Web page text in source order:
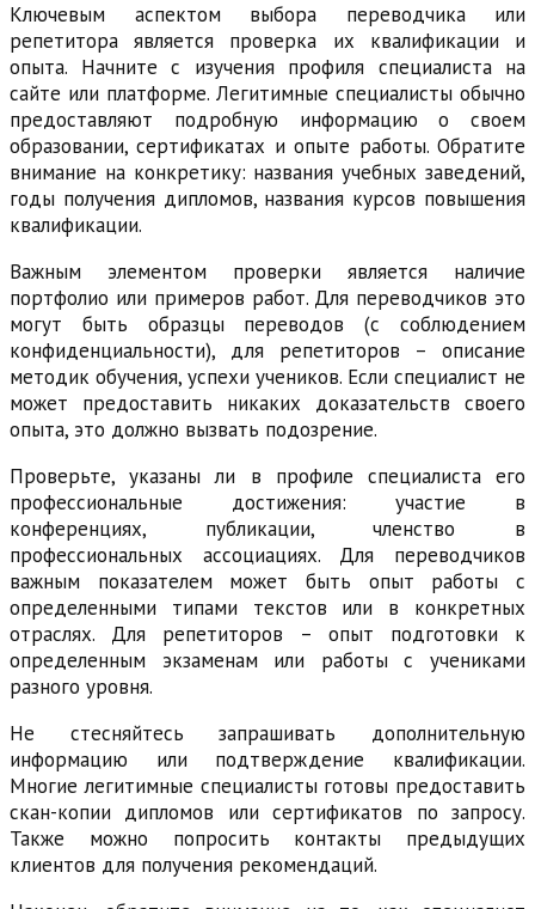
Ключевым аспектом выбора переводчика или
репетитора является проверка их квалификации и
опыта. Начните с изучения профиля специалиста на
сайте или платформе. Легитимные специалисты обычно
предоставляют подробную информацию о своем
образовании, сертификатах и опыте работы. Обратите
внимание на конкретику: названия учебных заведений,
годы получения дипломов, названия курсов повышения
квалификации.
Важным элементом проверки является наличие
портфолио или примеров работ. Для переводчиков это
могут быть образцы переводов (с соблюдением
конфиденциальности), для репетиторов – описание
методик обучения, успехи учеников. Если специалист не
может предоставить никаких доказательств своего
опыта, это должно вызвать подозрение.
Проверьте, указаны ли в профиле специалиста его
профессиональные достижения: участие в
конференциях, публикации, членство в
профессиональных ассоциациях. Для переводчиков
важным показателем может быть опыт работы с
определенными типами текстов или в конкретных
отраслях. Для репетиторов – опыт подготовки к
определенным экзаменам или работы с учениками
разного уровня.
Не стесняйтесь запрашивать дополнительную
информацию или подтверждение квалификации.
Многие легитимные специалисты готовы предоставить
скан-копии дипломов или сертификатов по запросу.
Также можно попросить контакты предыдущих
клиентов для получения рекомендаций.